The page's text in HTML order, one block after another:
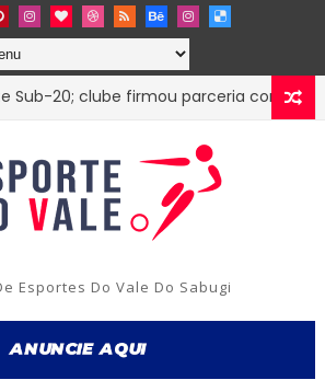
parceria com o Treze e jogará em
Esportes Do Vale Do Sabugi